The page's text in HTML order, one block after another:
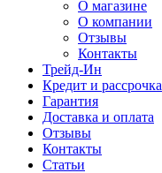
О магазине
О компании
Отзывы
Контакты
Трейд-Ин
Кредит и рассрочка
Гарантия
Доставка и оплата
Отзывы
Контакты
Статьи